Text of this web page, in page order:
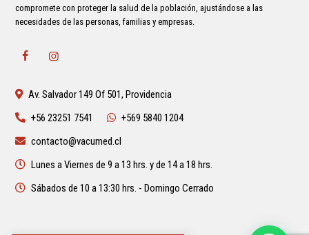
compromete con proteger la salud de la población, ajustándose a las
necesidades de las personas, familias y empresas.
Av. Salvador 149 Of 501, Providencia
+56 23251 7541
+569 5840 1204
contacto@vacumed.cl
Lunes a Viernes de 9 a 13 hrs. y de 14 a 18 hrs.
Sábados de 10 a 13:30 hrs. - Domingo Cerrado